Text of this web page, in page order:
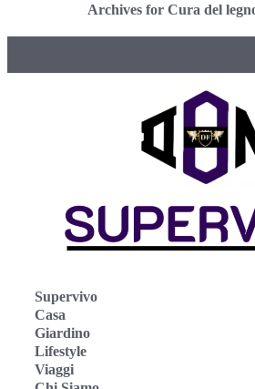
Archives for Cura del
Supervivo
Casa
Giardino
Lifestyle
Viaggi